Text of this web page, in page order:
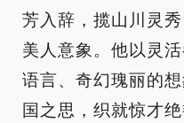
芳入辞，揽山川灵
美人意象。他以灵
语言、奇幻瑰丽的
国之思，织就惊才